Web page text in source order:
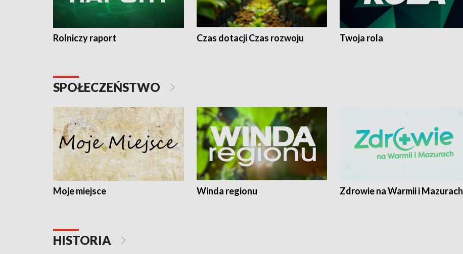
Rolniczy raport Czas dotacji Czas rozwoju Twoja rola
SPOŁECZEŃSTWO
Moje miejsce Winda regionu Zdrowie na Warmii i Mazurach
HISTORIA